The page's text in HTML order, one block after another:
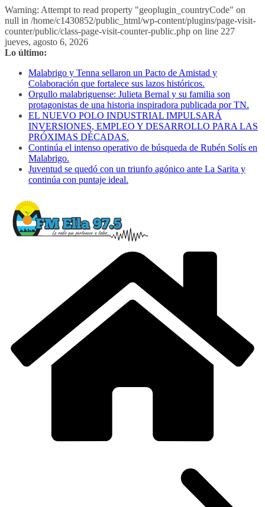
Warning: Attempt to read property "geoplugin_countryCode" on
null in /home/c1430852/public_html/wp-content/plugins/page-visit-
counter/public/class-page-visit-counter-public.php on line 227
Saltar
al
jueves, agosto 6, 2026
Lo último:
Malabrigo y Tenna sellaron un Pacto de Amistad y
Colaboración que fortalece sus lazos históricos.
Orgullo malabriguense: Julieta Bernal y su familia son
protagonistas de una historia inspiradora publicada por TN.
EL NUEVO POLO INDUSTRIAL IMPULSARÁ
INVERSIONES, EMPLEO Y DESARROLLO PARA LAS
PRÓXIMAS DÉCADAS.
Continúa el intenso operativo de búsqueda de Rubén Solís en
Malabrigo.
Juventud se quedó con un triunfo agónico ante La Sarita y
continúa con puntaje ideal.